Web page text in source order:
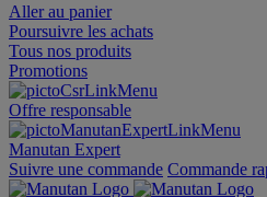
Aller au panier
Poursuivre les achats
Tous nos produits
Promotions
Offre responsable
Manutan Expert
Suivre une commande Commande